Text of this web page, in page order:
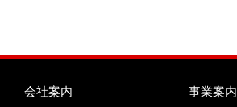
会社案内 事業案内